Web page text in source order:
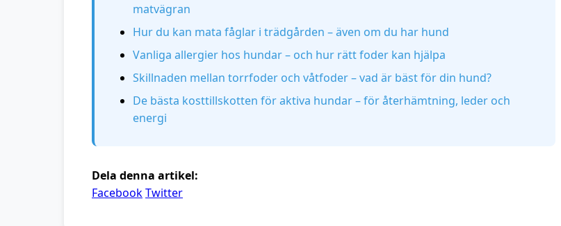
matvägran
Hur du kan mata fåglar i trädgården – även om du har hund
Vanliga allergier hos hundar – och hur rätt foder kan hjälpa
Skillnaden mellan torrfoder och våtfoder – vad är bäst för din hund?
De bästa kosttillskotten för aktiva hundar – för återhämtning, leder och
energi
Dela denna artikel:
FacebookTwitter